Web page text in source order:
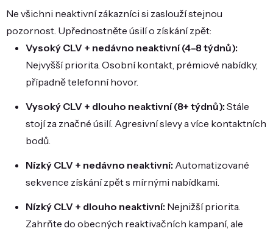
Ne všichni neaktivní zákazníci si zaslouží stejnou
pozornost. Upřednostněte úsilí o získání zpět:
Vysoký CLV + nedávno neaktivní (4–8 týdnů):
Nejvyšší priorita. Osobní kontakt, prémiové nabídky,
případně telefonní hovor.
Vysoký CLV + dlouho neaktivní (8+ týdnů): Stále
stojí za značné úsilí. Agresivní slevy a více kontaktních
bodů.
Nízký CLV + nedávno neaktivní: Automatizované
sekvence získání zpět s mírnými nabídkami.
Nízký CLV + dlouho neaktivní: Nejnižší priorita.
Zahrňte do obecných reaktivačních kampaní, ale